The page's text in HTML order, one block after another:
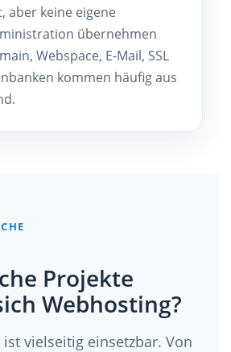
aber keine eigene
übernehmen
Webspace, E-Mail, SSL
kommen häufig aus
Projekte
Webhosting?
vielseitig einsetzbar. Von